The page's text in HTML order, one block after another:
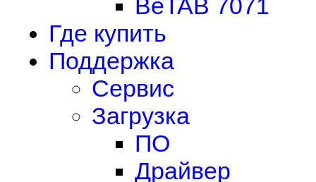
BeTAB 7071
Где купить
Поддержка
Сервис
Загрузка
ПО
Драйвер